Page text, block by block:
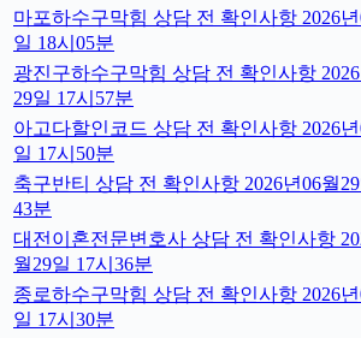
마포하수구막힘 상담 전 확인사항 2026
일 18시05분
광진구하수구막힘 상담 전 확인사항
29일 17시57분
아고다할인코드 상담 전 확인사항 2026
일 17시50분
축구반티 상담 전 확인사항 2026년06월29
43분
대전이혼전문변호사 상담 전 확인사항
월29일 17시36분
종로하수구막힘 상담 전 확인사항 2026
일 17시30분